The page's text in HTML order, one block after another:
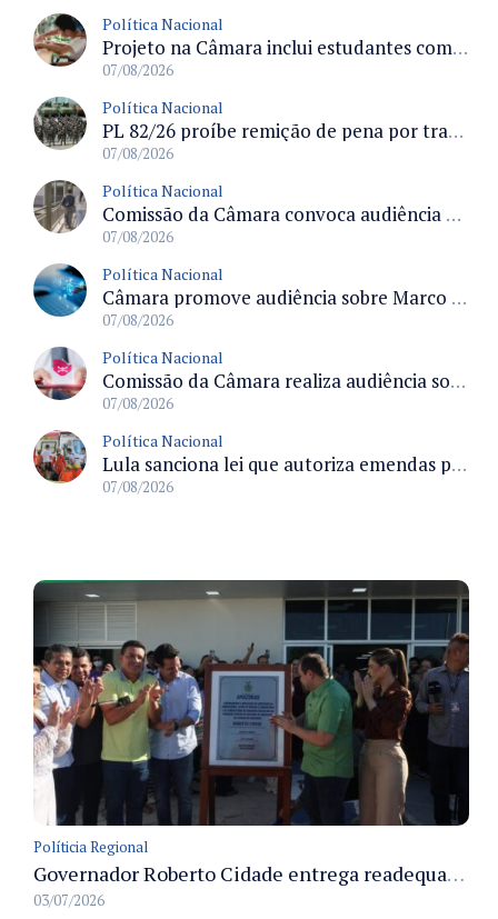
Política Nacional
Projeto na Câmara inclui estudantes com deficiência no regime escolar especial da LDB e estabelece critérios para frequência
07/08/2026
Política Nacional
PL 82/26 proíbe remição de pena por trabalho em funções militares para condenados por crimes contra o Estado Democrático de Direito
07/08/2026
Política Nacional
Comissão da Câmara convoca audiência para discutir misoginia nas escolas e universidades após divulgação de listas misóginas
07/08/2026
Política Nacional
Câmara promove audiência sobre Marco de Fomento à Economia Digital e impactos da inteligência artificial
07/08/2026
Política Nacional
Comissão da Câmara realiza audiência sobre apostas online para medir o tamanho do mercado ilegal
07/08/2026
Política Nacional
Lula sanciona lei que autoriza emendas parlamentares para atendimento pré-hospitalar pelos bombeiros
07/08/2026
Políticia Regional
Governador Roberto Cidade entrega readequação do ambulatório da FCecon e amplia capacidade de atendimento oncológico em Manaus
03/07/2026